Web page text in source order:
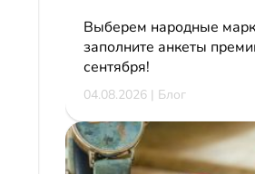
Выберем народные
заполните анкеты
сентября!
04.08.2026 | Блог